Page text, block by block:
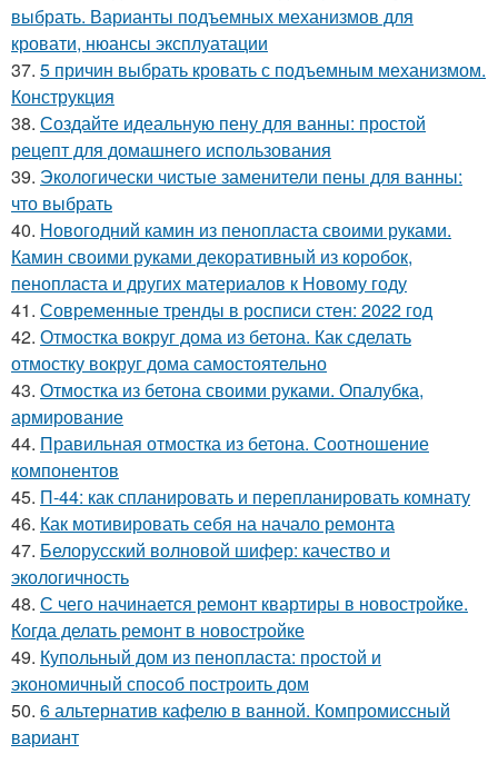
выбрать. Варианты подъемных механизмов для
кровати, нюансы эксплуатации
37. 5 причин выбрать кровать с подъемным механизмом.
Конструкция
38. Создайте идеальную пену для ванны: простой
рецепт для домашнего использования
39. Экологически чистые заменители пены для ванны:
что выбрать
40. Новогодний камин из пенопласта своими руками.
Камин своими руками декоративный из коробок,
пенопласта и других материалов к Новому году
41. Современные тренды в росписи стен: 2022 год
42. Отмостка вокруг дома из бетона. Как сделать
отмостку вокруг дома самостоятельно
43. Отмостка из бетона своими руками. Опалубка,
армирование
44. Правильная отмостка из бетона. Соотношение
компонентов
45. П-44: как спланировать и перепланировать комнату
46. Как мотивировать себя на начало ремонта
47. Белорусский волновой шифер: качество и
экологичность
48. С чего начинается ремонт квартиры в новостройке.
Когда делать ремонт в новостройке
49. Купольный дом из пенопласта: простой и
экономичный способ построить дом
50. 6 альтернатив кафелю в ванной. Компромиссный
вариант